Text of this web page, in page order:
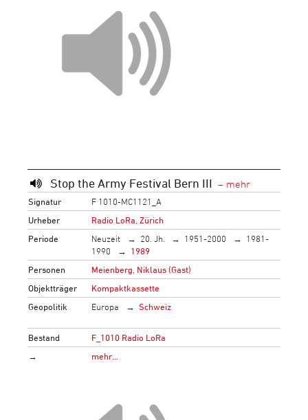
Stop the Army Festival Bern III
Signatur
F 1010-MC1121_A
Urheber
Radio LoRa, Zürich
Periode
Neuzeit 20. Jh. 1951-2000
1981-
1990
1989
Personen
Meienberg, Niklaus (Gast)
Objektträger
Kompaktkassette
Geopolitik
Europa Schweiz
Bestand
F_1010 Radio LoRa
→
mehr…